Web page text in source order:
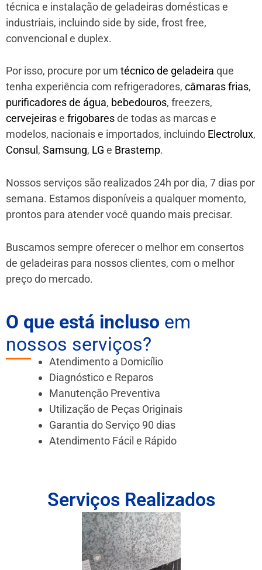
técnica e instalação de geladeiras domésticas e
industriais, incluindo side by side, frost free,
convencional e duplex.
Por isso, procure por um técnico de geladeira que
tenha experiência com refrigeradores, câmaras frias,
purificadores de água, bebedouros, freezers,
cervejeirase frigobaresde todas as marcas e
modelos, nacionais e importados, incluindo Electrolux,
Consul , Samsung, LG e Brastemp.
Nossos serviços são realizados 24h por dia, 7 dias por
semana. Estamos disponíveis a qualquer momento,
prontos para atender você quando mais precisar.
Buscamos sempre oferecer o melhor em consertos
de geladeiras para nossos clientes, com o melhor
preço do mercado.
O que está incluso em
nossos serviços?
Atendimento a Domicílio
Diagnóstico e Reparos
Manutenção Preventiva
Utilização de Peças Originais
Garantia do Serviço 90 dias
Atendimento Fácil e Rápido
Serviços Realizados